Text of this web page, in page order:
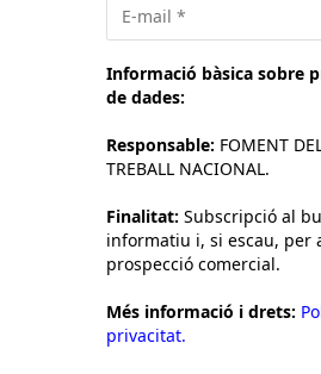
Informació bàsica sobre
de dades:
Responsable: FOMENT
TREBALL NACIONAL.
Finalitat: Subscripció al
informatiu i, si escau, per
prospecció comercial.
Més informació i drets:
privacitat.